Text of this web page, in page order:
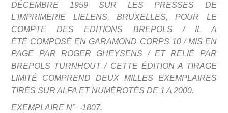
DÉCEMBRE 1959SUR LES PRESSES DE
L'IMPRIMERIE LIELENS, BRUXELLES,POUR LE
COMPTE DES EDITIONS BREPOLS / IL A
ÉTÉ COMPOSÉ EN GARAMOND CORPS 10 / MIS EN
PAGE PAR ROGER GHEYSENS / ET RELIÉ PAR
BREPOLS TURNHOUT / CETTE ÉDITION A TIRAGE
LIMITÉ COMPREND DEUX MILLES EXEMPLAIRES
TIRÉS SUR ALFA ET NUMÉROTÉSDE 1 A 2000.
EXEMPLAIRE N° -1807.